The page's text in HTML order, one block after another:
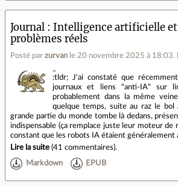
Journal
Intelligence artificielle et
problèmes réels
Posté par zurvan le 20 novembre 2025 à 18:03.
:tldr; J'ai constaté que
journaux et liens "anti-IA" sur
probablement dans la même
quelque temps, suite au raz le
grande partie du monde tombe là dedans,
indispensable (ça remplace juste leur moteur de
constant que les robots IA étaient généralement
Lire la suite (41 commentaires).
Markdown EPUB